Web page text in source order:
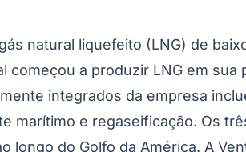
natural liquefeito (LNG) de
a produzir LNG em
integrados da empresa
marítimo e regaseificação. Os
longo do Golfo da América. A